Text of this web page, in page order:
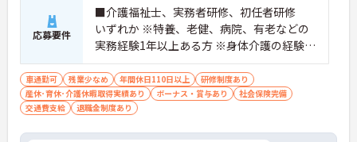
応募要件
■介護福祉士、実務者研修、初任者研修
いずれか ※特養、老健、病院、有老などの
実務経験1年以上ある方 ※身体介護の経験年
以上ある方、機械浴の使用の経験のある方
歓迎
車通勤可 残業少なめ 年間休日110日以上
研修制度あり
産休･育休･介護休暇取得実績あり
ボーナス・賞与あり
社会保険完備
交通費支給
退職金制度あり